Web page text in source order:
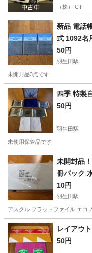
（株）ICT
新品 電話
式 1092名
50円
羽生田駅
未開封品3点です
新潟 南蒲原郡 羽生田駅
四季 特製
50円
羽生田駅
未使用保管品です
新潟 南蒲原郡 羽生田駅
未開封品
冊パック
10円
羽生田駅
アスクル フラットファイル エコ
新潟 南蒲原郡 羽生田駅
レイアウ
50円